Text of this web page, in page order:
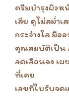
ครีมบำรุงผิวห
เสีย ดูไม่สม่ำ
กระจ่างใส มีอ
คุณสมบัติเป็น
ลดเลือนลง เผ
ที่เคย
เลขที่ใบรับจด